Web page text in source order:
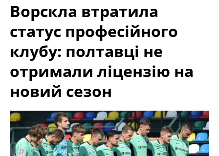
Ворскла втратила
статус професійного
клубу: полтавці не
отримали ліцензію на
новий сезон